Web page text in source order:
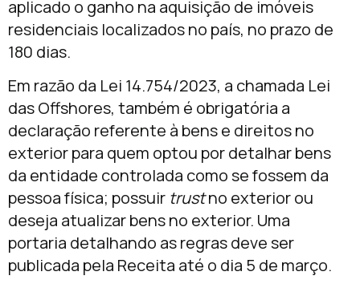
aplicado o ganho na aquisição de imóveis
residenciais localizados no país, no prazo de
180 dias.
Em razão da Lei 14.754/2023, a chamada Lei
das Offshores, também é obrigatória a
declaração referente à bens e direitos no
exterior para quem optou por detalhar bens
da entidade controlada como se fossem da
pessoa física; possuir trustno exterior ou
deseja atualizar bens no exterior. Uma
portaria detalhando as regras deve ser
publicada pela Receita até o dia 5 de março.